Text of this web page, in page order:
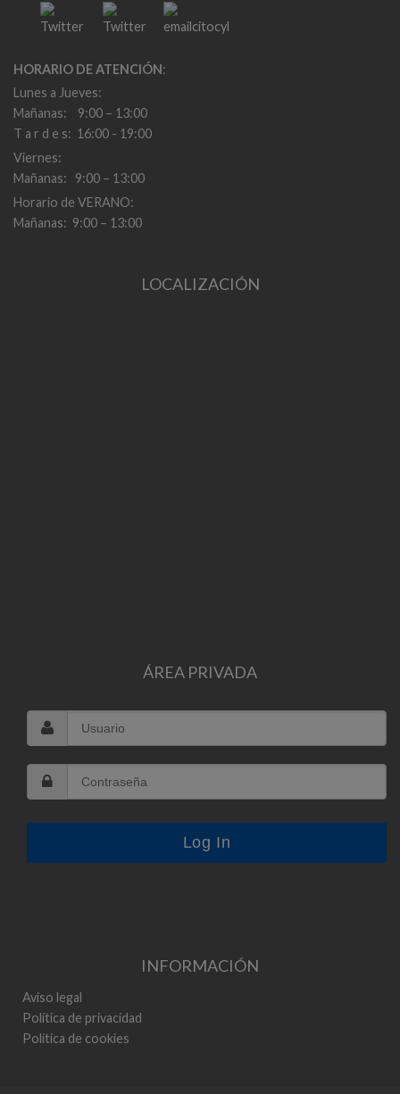
HORARIO DE ATENCIÓN:
Lunes a Jueves:
Mañanas: 9:00 – 13:00
T a r d e s: 16:00 - 19:00
Viernes:
Mañanas: 9:00 – 13:00
Horario de VERANO:
Mañanas: 9:00 – 13:00
LOCALIZACIÓN
ÁREA PRIVADA
INFORMACIÓN
Aviso legal
Política de privacidad
Política de cookies